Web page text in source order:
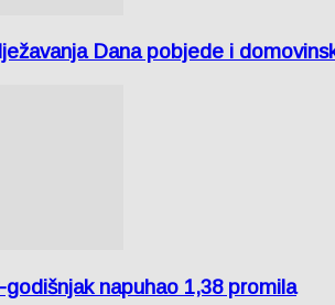
Dana pobjede i
napuhao 1,38 promila